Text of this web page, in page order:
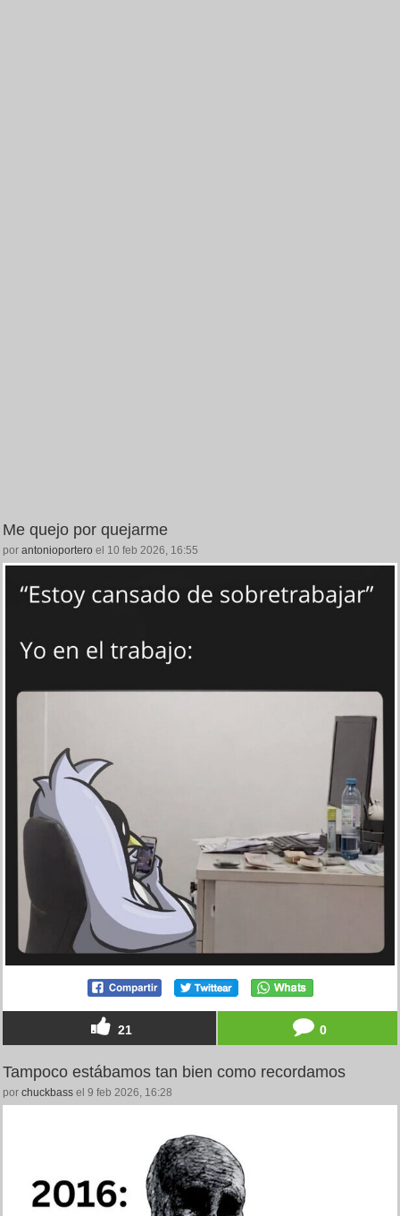
Me quejo por quejarme
por antonioportero el 10 feb 2026, 16:55
21 0
Tampoco estábamos tan bien como recordamos
por chuckbass el 9 feb 2026, 16:28